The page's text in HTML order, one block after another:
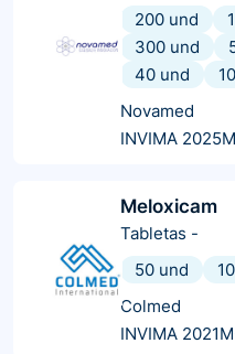
200 und
300 und
40 und
Novamed
INVIMA
Meloxicam
Tabletas -
50 und
Colmed
INVIMA